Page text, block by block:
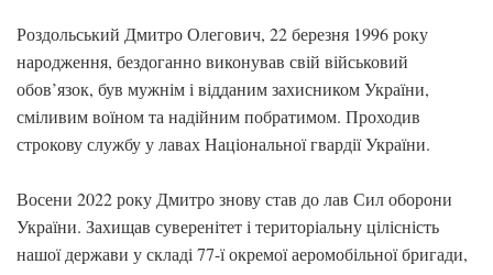
Роздольський Дмитро Олегович, 22 березня 1996 року
народження, бездоганно виконував свій військовий
обов’язок, був мужнім і відданим захисником України,
сміливим воїном та надійним побратимом. Проходив
строкову службу у лавах Національної гвардії України.
Восени 2022 року Дмитро знову став до лав Сил оборони
України. Захищав суверенітет і територіальну цілісність
нашої держави у складі 77-ї окремої аеромобільної бригади,